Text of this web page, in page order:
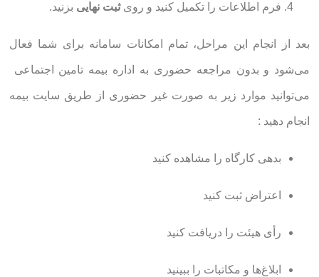
فرم اطلاعات را تکمیل کنید و رویثبت نهایی بزنید.
بعد از انجام این مراحل، تمام امکانات سامانه برای شما فعال
می‌شود و بدون مراجعه حضوری به اداره بیمه تامین اجتماعی
می‌توانید موارد زیر به صورت غیر حضوری از طریق سایت بیمه
انجام دهید :
بدهی کارگاه را مشاهده کنید
اعتراض ثبت کنید
رأی هیئت را دریافت کنید
ابلاغ‌ها و مکاتبات را ببینید